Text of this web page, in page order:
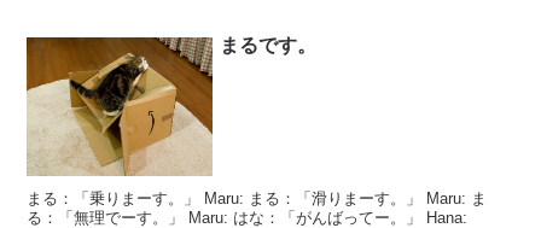
まるです。
まる：「乗りまーす。」 Maru: まる：「滑りまーす。」 Maru: ま
る：「無理でーす。」 Maru: はな：「がんばってー。」 Hana: